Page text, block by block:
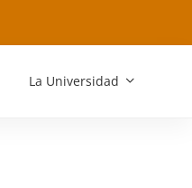
La Universidad